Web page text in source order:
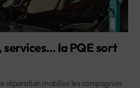
la PQE sort
réparation mobilise les compagnies